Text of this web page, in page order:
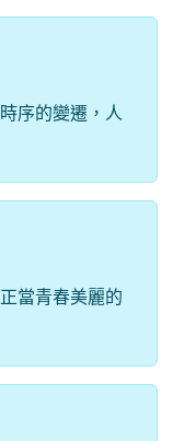
序的變遷，人
當青春美麗的